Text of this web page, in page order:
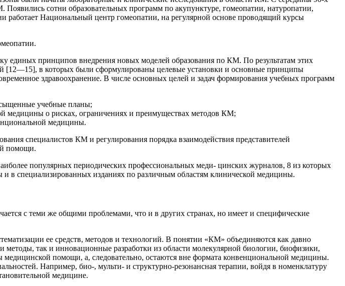
сотни образовательных программ по акупунктуре, гомеопатии, натуропатии,
Национальный центр гомеопатии, на регулярной основе проводящий курсы
единых принципов внедрения новых моделей образования по КМ. По результатам этих
[12—15], в которых были сформулированы целевые установки и основные принципы
здравоохранение. В числе основных целей и задач формирования учебных программ
учебные планы;
медицины о рисках, ограничениях и преимуществах методов КМ;
медицины.
специалистов КМ и регулирования порядка взаимодействия представителей
помощи.
популярных периодических профессиональных меди- цинских журналов, 8 из которых
специализированных изданиях по различным областям клинической медицины.
с теми же общими проблемами, что и в других странах, но имеет и специфические
ее средств, методов и технологий. В понятии «КМ» объединяются как давно
так и инновационные разработки из области молекулярной биологии, биофизики,
помощи, а, следовательно, остаются вне формата конвенциональной медицины.
Например, био-, мульти- и структурно-резонансная терапии, войдя в номенклатуру
медицине.